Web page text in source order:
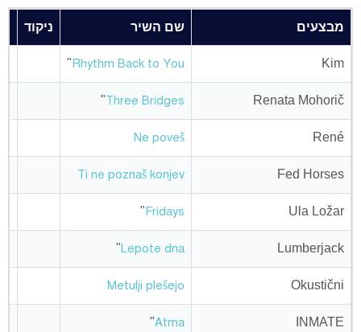
מבצעים שם השיר ניקוד
Kim
Rhythm Back to You
"
Renata Mohorič
Three Bridges
"
René
Ne poveš
Fed Horses
Ti ne poznaš konjev
Ula Ložar
Fridays
"
Lumberjack
Lepote dna
"
Okustični
Metulji plešejo
INMATE
Atma
"